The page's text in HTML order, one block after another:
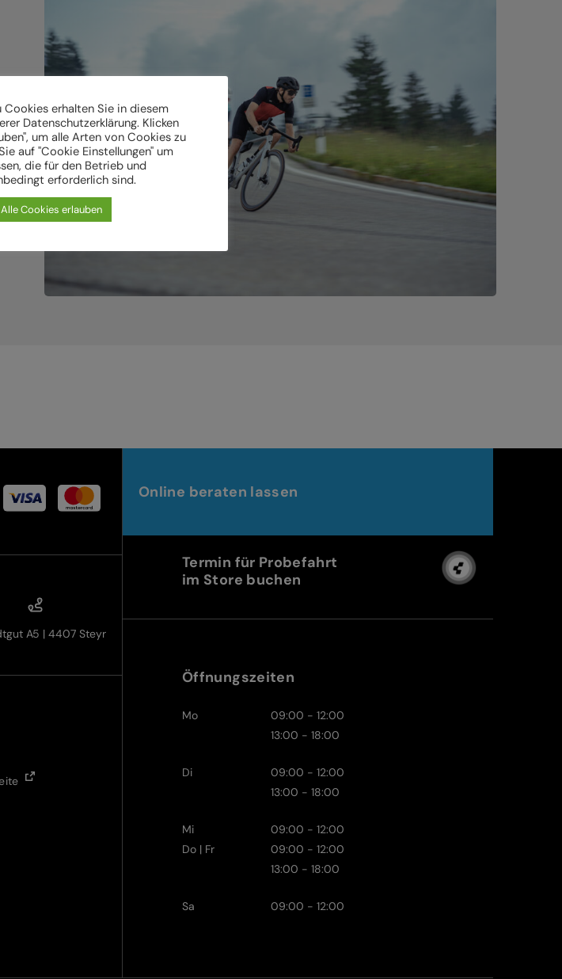
A5 | 4407 Steyr
Online beraten lassen
Termin für Probefahrt
im Store buchen
Öffnungszeiten
Mo
09:00 - 12:00
13:00 - 18:00
Di
09:00 - 12:00
13:00 - 18:00
Mi
09:00 - 12:00
Do | Fr
09:00 - 12:00
13:00 - 18:00
Sa 09:00 - 12:00
erhalten Sie in diesem
Datenschutzerklärung. Klicken
um alle Arten von Cookies zu
auf "Cookie Einstellungen" um
die für den Betrieb und
erforderlich sind.
Alle Cookies erlauben